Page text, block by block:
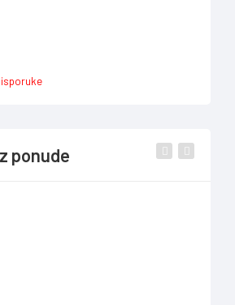
ponude